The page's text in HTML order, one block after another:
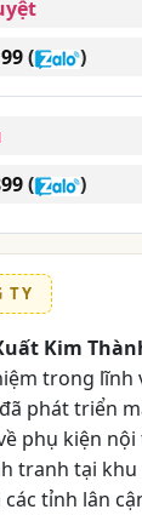
( )
( )
TY
Kim
trong lĩnh
phát triển
phụ kiện
tranh tại khu
tỉnh lân